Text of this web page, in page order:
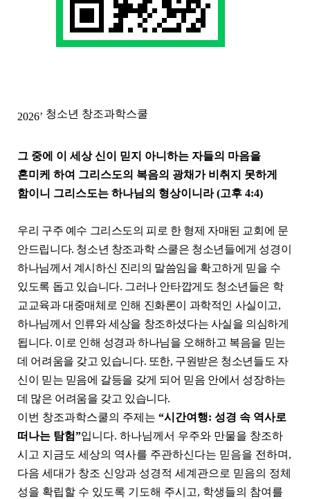
2026’ 청소년 창조과학스쿨
그 중에 이 세상 신이 믿지 아니하는 자들의 마음을
혼미케 하여 그리스도의 복음의 광채가 비취지 못하게
함이니 그리스도는 하나님의 형상이니라(고후4:4)
우리 구주 예수 그리스도의 피로 한 형제 자매된 교회에 문
안드립니다. 청소년 창조과학 스쿨은 청소년들에게 성경이
하나님께서 계시하신 진리의 말씀임을 확고하게 믿을 수
있도록 돕고 있습니다. 그러나 안타깝게도 청소년들은 학
교교육과 대중매체로 인해 진화론이 과학적인 사실이고,
하나님께서 인류와 세상을 창조하셨다는 사실을 의심하게
됩니다. 이로 인해 성경과 하나님을 오해하고 복음을 믿는
데 어려움을 갖고 있습니다. 또한, 구원받은 청소년들도 자
신이 믿는 믿음에 갈등을 갖게 되어 믿음 안에서 성장하는
데 많은 어려움을 갖고 있습니다.
이번 창조과학스쿨의 주제는“시간여행:성경 속 역사로
떠나는 탐험”입니다.하나님께서 우주와 만물을 창조하
시고 지금도 세상의 역사를 주관하신다는 믿음을 전하며 ,
다음 세대가 창조 신앙과 성경적 세계관으로 믿음의 정체
성을 확립할 수 있도록 기도해 주시고, 학생들의 참여를